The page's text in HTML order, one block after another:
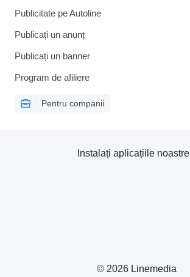
Publicitate pe Autoline
Publicați un anunț
Publicați un banner
Program de afiliere
Pentru companii
© 2026 Linemedia
Instalați aplicațiile noastre